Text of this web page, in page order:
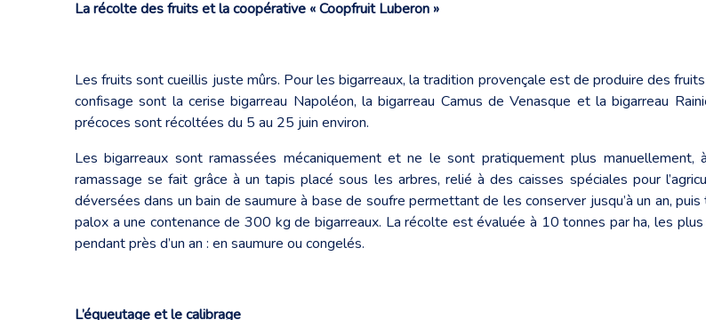
La récolte des fruits et la coopérative « Coopfruit Luberon »
Les fruits sont cueillis juste mûrs. Pour les bigarreaux, la tradition provençale est de produire des
confisage sont la cerise bigarreau Napoléon, la bigarreau Camus de Venasque et la bigarreau
précoces sont récoltées du 5 au 25 juin environ.
Les bigarreaux sont ramassées mécaniquement et ne le sont pratiquement plus
ramassage se fait grâce à un tapis placé sous les arbres, relié à des caisses spéciales pour
déversées dans un bain de saumure à base de soufre permettant de les conserver jusqu’à un an,
palox a une contenance de 300 kg de bigarreaux. La récolte est évaluée à 10 tonnes par ha, les
pendant près d’un an : en saumure ou congelés.
L’équeutage et le calibrage